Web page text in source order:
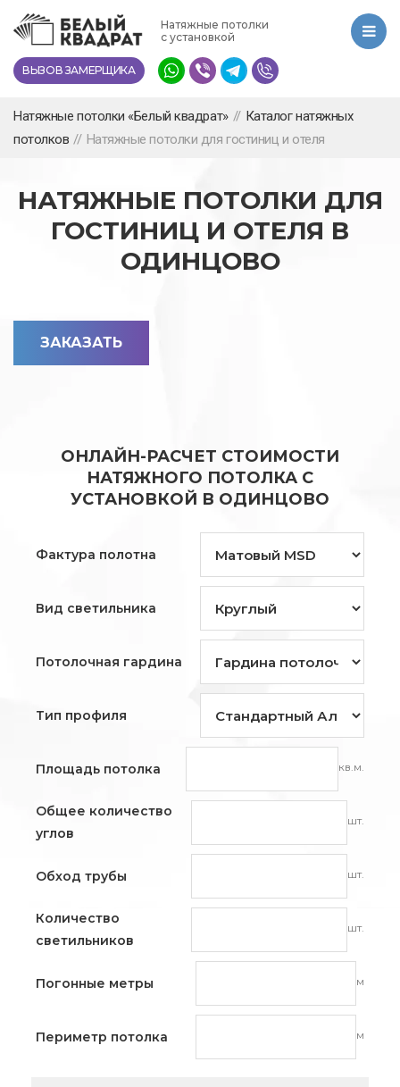
Перейти
основному
содержанию
Натяжные потолки
с установкой
ВЫЗОВ ЗАМЕРЩИКА
Натяжные потолки «Белый квадрат» // Каталог натяжных
потолков // Натяжные потолки для гостиниц и отеля
НАТЯЖНЫЕ ПОТОЛКИ ДЛЯ
ГОСТИНИЦ И ОТЕЛЯ В
ОДИНЦОВО
ЗАКАЗАТЬ
ОНЛАЙН-РАСЧЕТ СТОИМОСТИ
НАТЯЖНОГО ПОТОЛКА С
УСТАНОВКОЙ В ОДИНЦОВО
Фактура полотна
Вид светильника
Потолочная гардина
Тип профиля
Площадь потолка кв.м.
Общее количество
углов
шт.
Обход трубы шт.
Количество
светильников
шт.
Погонные метры м
Периметр потолка м